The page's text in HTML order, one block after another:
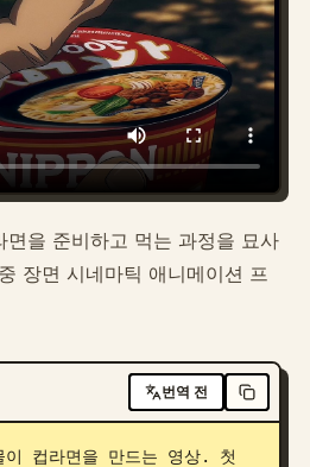
면을 준비하고 먹는 과정을 묘사
장면 시네마틱 애니메이션 프
번역 전
이 컵라면을 만드는 영상. 첫